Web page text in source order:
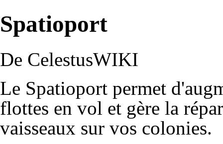
Spatioport
De CelestusWIKI
Le Spatioport permet
flottes en vol et gère la
vaisseaux sur vos colonies.